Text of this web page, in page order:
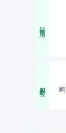
硬件信息